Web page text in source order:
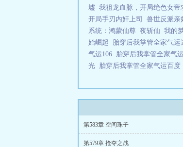
墟 我祖龙血脉，开局绝色女帝
开局手刃内奸上司
兽世反派亲
系统：鸿蒙仙尊 夜斩仙 我的
始崛起 胎穿后我掌管全家气运
气运106 胎穿后我掌管全家气
光 胎穿后我掌管全家气运百度
第583章 空间珠子
第579章 抢夺之战